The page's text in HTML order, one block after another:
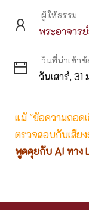
ผู้ให้ธรรม
พระอาจาร
วันที่นำเข้า
วันเสาร์,
แม้ "ข้อความถอด
ตรวจสอบกับเสีย
พูดคุยกับ AI ทาง